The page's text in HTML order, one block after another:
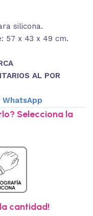
silicona.
57 x 43 x 49 cm.
AL POR
WhatsApp
Selecciona la
cantidad!